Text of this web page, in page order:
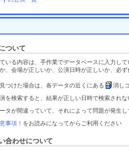
ついて
いる内容は、手作業でデータベースに入力し
、会場が正しいか、公演日時が正しいか、必
つけた場合は、各データの近くにある
消し
を検索すると、結果が正しい日時で検索され
タが間違っていて、それによって問題が発生
事項！ をお読みになってからご利用ください
合わせについて